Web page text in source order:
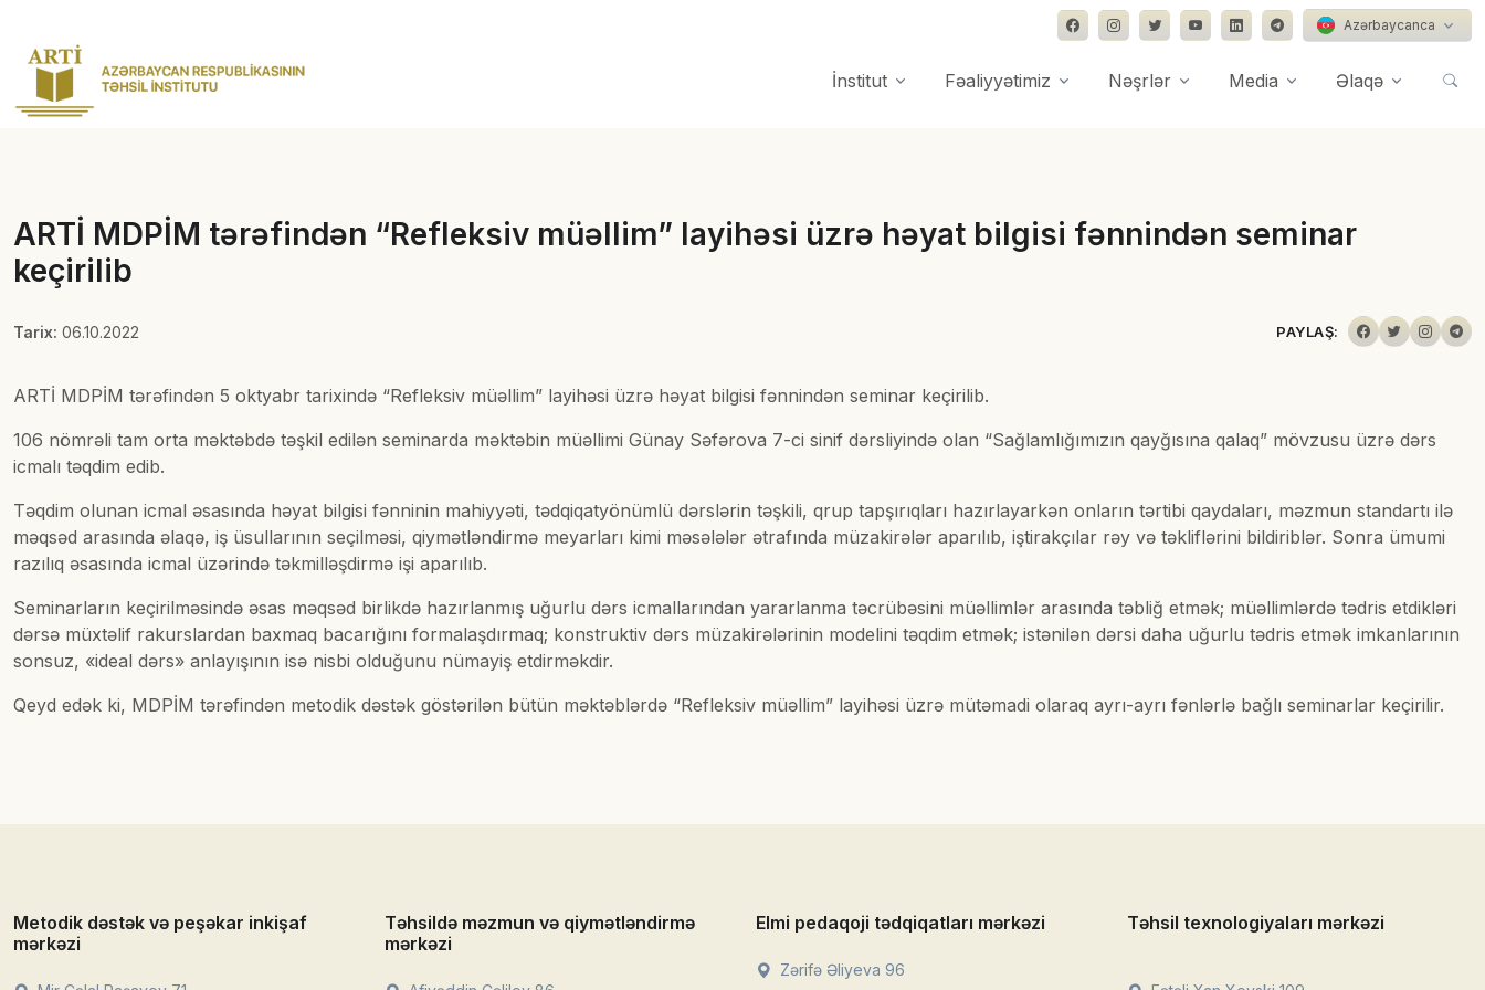
Azərbaycanca
İnstitut Fəaliyyətimiz Nəşrlər Media Əlaqə
ARTİ MDPİM tərəfindən “Refleksiv müəllim” layihəsi üzrə həyat bilgisi fənnindən seminar
keçirilib
Tarix: 06.10.2022 PAYLAŞ:
ARTİ MDPİM tərəfindən 5 oktyabr tarixində “Refleksiv müəllim” layihəsi üzrə həyat bilgisi fənnindən seminar keçirilib.
106 nömrəli tam orta məktəbdə təşkil edilən seminarda məktəbin müəllimi Günay Səfərova 7-ci sinif dərsliyində olan “Sağlamlığımızın qayğısına qalaq” mövzusu üzrə dərs
icmalı təqdim edib.
Təqdim olunan icmal əsasında həyat bilgisi fənninin mahiyyəti, tədqiqatyönümlü dərslərin təşkili, qrup tapşırıqları hazırlayarkən onların tərtibi qaydaları, məzmun standartı ilə
məqsəd arasında əlaqə, iş üsullarının seçilməsi, qiymətləndirmə meyarları kimi məsələlər ətrafında müzakirələr aparılıb, iştirakçılar rəy və təkliflərini bildiriblər. Sonra ümumi
razılıq əsasında icmal üzərində təkmilləşdirmə işi aparılıb.
Seminarların keçirilməsində əsas məqsəd birlikdə hazırlanmış uğurlu dərs icmallarından yararlanma təcrübəsini müəllimlər arasında təbliğ etmək; müəllimlərdə tədris etdikləri
dərsə müxtəlif rakurslardan baxmaq bacarığını formalaşdırmaq; konstruktiv dərs müzakirələrinin modelini təqdim etmək; istənilən dərsi daha uğurlu tədris etmək imkanlarının
sonsuz, «ideal dərs» anlayışının isə nisbi olduğunu nümayiş etdirməkdir.
Qeyd edək ki, MDPİM tərəfindən metodik dəstək göstərilən bütün məktəblərdə “Refleksiv müəllim” layihəsi üzrə mütəmadi olaraq ayrı-ayrı fənlərlə bağlı seminarlar keçirilir.
Metodik dəstək və peşəkar inkişaf
mərkəzi
Təhsildə məzmun və qiymətləndirmə
mərkəzi
Elmi pedaqoji tədqiqatları mərkəzi
Zərifə Əliyeva 96
Təhsil texnologiyaları mərkəzi